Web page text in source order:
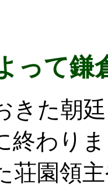
って鎌
きた朝
終わり
荘園領